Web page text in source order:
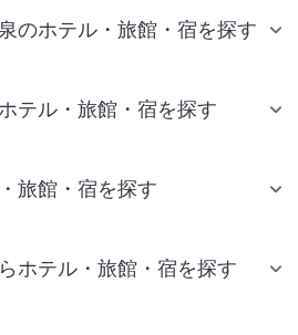
のホテル・旅館・宿を探す
テル・旅館・宿を探す
旅館・宿を探す
ホテル・旅館・宿を探す